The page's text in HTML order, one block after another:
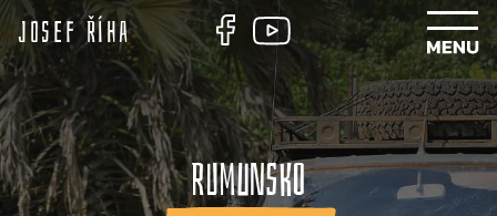
Josef Říha
RUMUNSKO